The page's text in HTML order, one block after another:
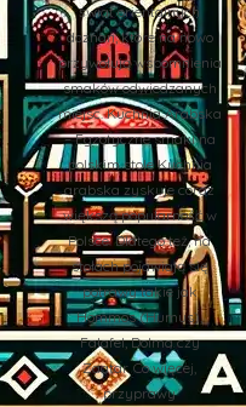
świat orientalnych
doznań, które na nowo
przywołują wspomnienia
smaków odwiedzanych
miejsc. Kuchnia Arabska
– Egzotyczne smaki na
polskim stole Kuchnia
arabska zyskuje coraz
większą popularność w
Polsce. Dlatego też, na
stołach pojawiają się
potrawy takie jak
Hommos (Humus),
Falafel, Dolma czy
Zaatar. Co więcej,
przyprawy